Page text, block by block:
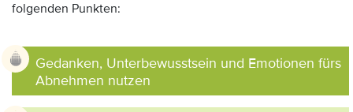
folgenden Punkten:
Gedanken, Unterbewusstsein und Emotionen fürs
Abnehmen nutzen